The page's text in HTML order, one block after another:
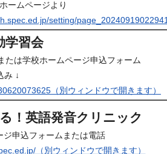
ームページより
setting/page_20240919022941
学習会
たは学校ホームページ申込フォーム
み ↓
（別ウィンドウで開きます）
！英語発音クリニック
ジ申込フォームまたは電話
（別ウィンドウで開きます）